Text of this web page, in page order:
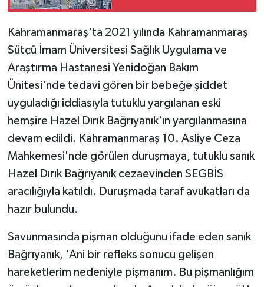
Kahramanmaraş'ta 2021 yılında Kahramanmaraş
Sütçü İmam Üniversitesi Sağlık Uygulama ve
Araştırma Hastanesi Yenidoğan Bakım
Ünitesi'nde tedavi gören bir bebeğe şiddet
uyguladığı iddiasıyla tutuklu yargılanan eski
hemşire Hazel Dırık Bağrıyanık'ın yargılanmasına
devam edildi. Kahramanmaraş 10. Asliye Ceza
Mahkemesi'nde görülen duruşmaya, tutuklu sanık
Hazel Dırık Bağrıyanık cezaevinden SEGBİS
aracılığıyla katıldı. Duruşmada taraf avukatları da
hazır bulundu.
Savunmasında pişman olduğunu ifade eden sanık
Bağrıyanık, 'Ani bir refleks sonucu gelişen
hareketlerim nedeniyle pişmanım. Bu pişmanlığım